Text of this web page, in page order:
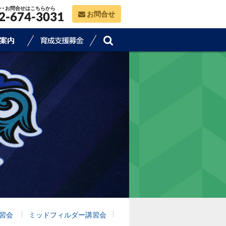
お問合せはこちらから
674-3031 お問合せ
会 ミッドフィルダー講習会